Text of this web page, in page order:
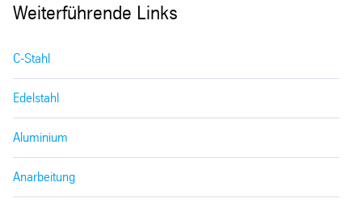
Weiterführende Links
C-Stahl
Edelstahl
Aluminium
Anarbeitung